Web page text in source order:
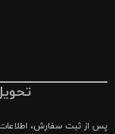
پس از ثبت سفارش،